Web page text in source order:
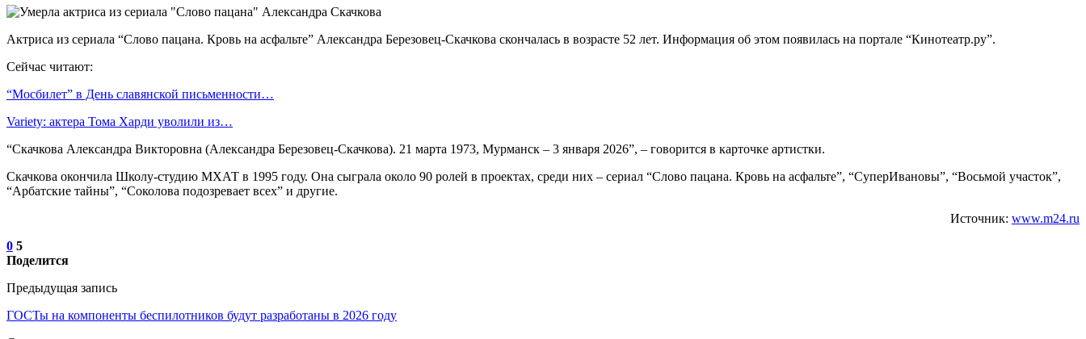
Актриса из сериала “Слово пацана. Кровь на асфальте” Александра Березовец-Скачкова скончалась в возрасте 52 лет. Информация об этом появилась на портале “Кинотеатр.ру”.
Сейчас читают:
“Мосбилет” в День славянской письменности…
Variety: актера Тома Харди уволили из…
“Скачкова Александра Викторовна (Александра Березовец-Скачкова). 21 марта 1973, Мурманск – 3 января 2026”, – говорится в карточке артистки.
Скачкова окончила Школу-студию МХАТ в 1995 году. Она сыграла около 90 ролей в проектах, среди них – сериал “Слово пацана. Кровь на асфальте”, “СуперИвановы”, “Восьмой участок”,
“Арбатские тайны”, “Соколова подозревает всех” и другие.
Источник: www.m24.ru
0 5
Поделится
Предыдущая запись
ГОСТы на компоненты беспилотников будут разработаны в 2026 году